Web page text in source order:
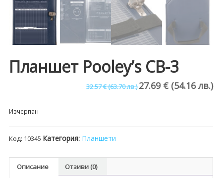
Планшет Pooley’s CB-3
32.57€(63.70 лв.) Original
was:
27.69 € (54.16 лв.)
е:
Изчерпан
Код: 10345 Категория: Планшети
Описание Отзиви (0)